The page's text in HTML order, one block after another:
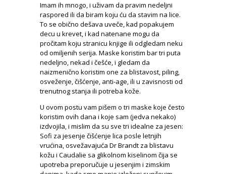
Imam ih mnogo, i uživam da pravim nedeljni
raspored ili da biram koju ću da stavim na lice.
To se obično dešava uveče, kad popakujem
decu u krevet, i kad natenane mogu da
pročitam koju stranicu knjige ili odgledam neku
od omiljenih serija. Maske koristim bar tri puta
nedeljno, nekad i češće, i gledam da
naizmenično koristim one za blistavost, piling,
osveženje, čišćenje, anti-age, ili u zavisnosti od
trenutnog stanja ili potreba kože.
U ovom postu vam pišem o tri maske koje često
koristim ovih dana i koje sam (jedva nekako)
izdvojila, i mislim da su sve tri idealne za jesen:
Sofi za jesenje čišćenje lica posle letnjih
vrućina, osvežavajuća Dr Brandt za blistavu
kožu i Caudalie sa glikolnom kiselinom čija se
upotreba preporučuje u jesenjim i zimskim